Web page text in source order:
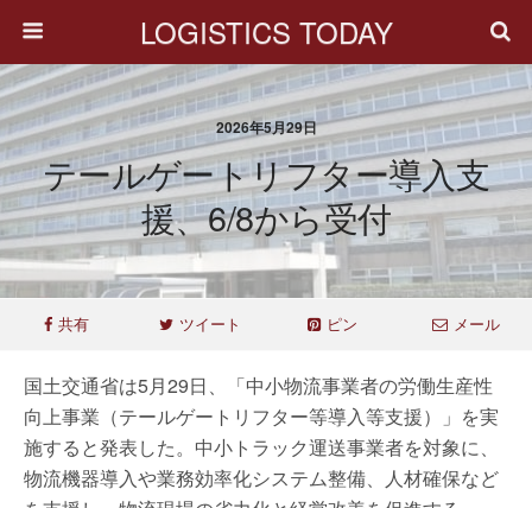
LOGISTICS TODAY
2026年5月29日
テールゲートリフター導入支
援、6/8から受付
共有 ツイート ピン メール
国土交通省は5月29日、「中小物流事業者の労働生産性
向上事業（テールゲートリフター等導入等支援）」を実
施すると発表した。中小トラック運送事業者を対象に、
物流機器導入や業務効率化システム整備、人材確保など